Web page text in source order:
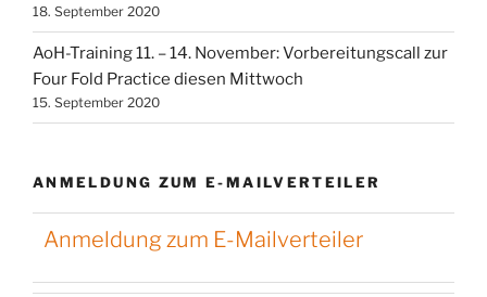
18. September 2020
AoH-Training 11. – 14. November: Vorbereitungscall zur
Four Fold Practice diesen Mittwoch
15. September 2020
ANMELDUNG ZUM E-MAILVERTEILER
Anmeldung zum E-Mailverteiler